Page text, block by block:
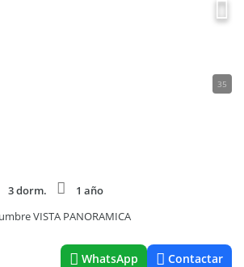
35
3 dorm.
1 año
VISTA PANORAMICA
WhatsApp Contactar